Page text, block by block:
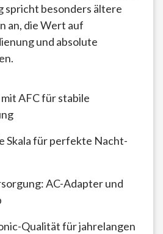
spricht besonders ältere
an, die Wert auf
und absolute
AFC für stabile
Skala für perfekte Nacht-
AC-Adapter und
Qualität für jahrelangen